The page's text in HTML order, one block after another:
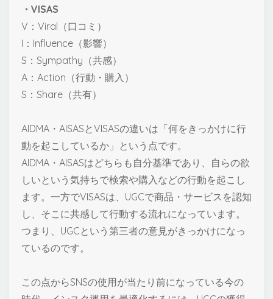
・VISAS
V：Viral（口コミ）
I：Influence（影響）
S：Sympathy（共感）
A：Action（行動・購入）
S：Share（共有）
AIDMA・AISASとVISASの違いは「何をきっかけに行
動を起こしているか」という点です。
AIDMA・AISASはどちらも自分基準であり、自らの欲
しいという気持ちで検索や購入などの行動を起こし
ます。一方でVISASは、UGCで商品・サービスを認知
し、そこに共感して行動する流れになっています。
つまり、UGCという第三者の意見がきっかけになっ
ているのです。
この点からSNSの使用が当たり前になっている今の